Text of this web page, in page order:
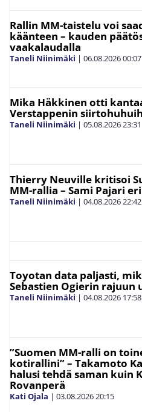
Rallin MM-taistelu voi
käänteen – kauden
vaakalaudalla
Taneli Niinimäki | 06.08.202600:07
Mika Häkkinen otti
Verstappenin
Taneli Niinimäki | 05.08.202623:31
Thierry Neuville kritisoi
MM-rallia – Sami Pajari
Taneli Niinimäki | 04.08.202622:42
Toyotan data paljasti,
Sebastien Ogierin rajuun
Taneli Niinimäki | 04.08.2026 17:58
”Suomen MM-ralli on
kotirallini” – Takamoto
halusi tehdä saman kuin
Rovanperä
Kati Ojala | 03.08.202620:15